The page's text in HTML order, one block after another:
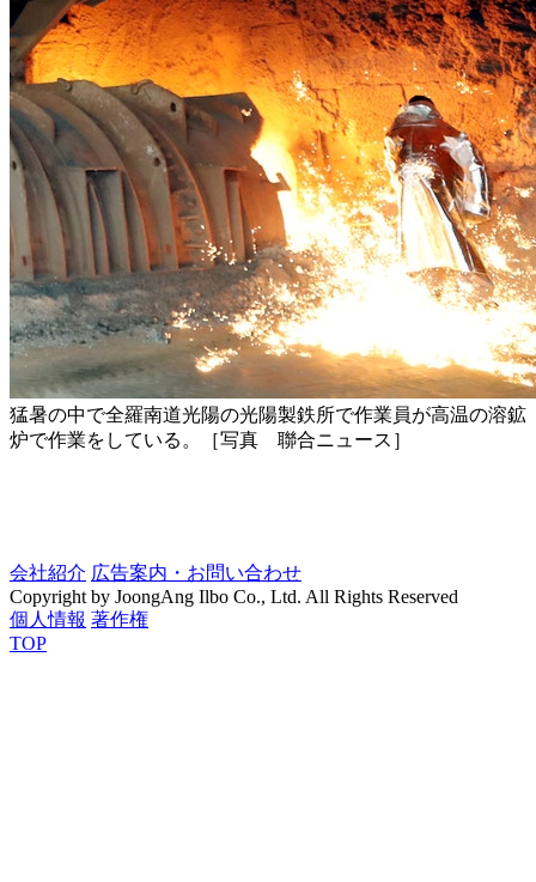
猛暑の中で全羅南道光陽の光陽製鉄所で作業員が高温の溶鉱
炉で作業をしている。［写真 聯合ニュース］
会社紹介 広告案内・お問い合わせ
Copyright by JoongAng Ilbo Co., Ltd. All Rights Reserved
個人情報 著作権
TOP